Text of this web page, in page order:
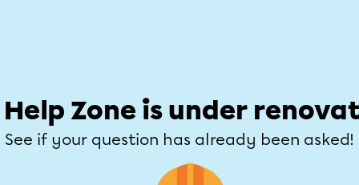
Help Zone is under
See if your question has already been asked!